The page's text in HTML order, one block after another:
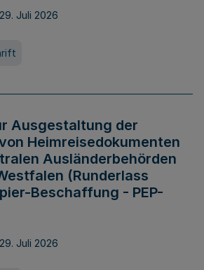
Juli 2026
Ausgestaltung der
Heimreisedokumenten
Ausländerbehörden
(Runderlass
Beschaffung - PEP-
Juli 2026